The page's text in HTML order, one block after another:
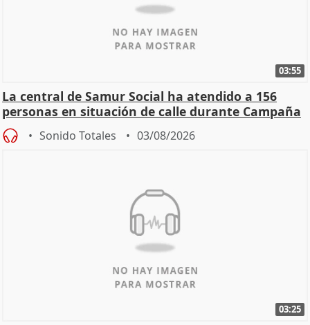
03:55
La central de Samur Social ha atendido a 156
personas en situación de calle durante Campaña
de Calor
Sonido Totales 03/08/2026
03:25